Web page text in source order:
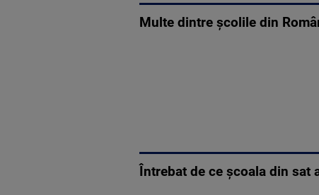
Multe dintre şcolile din
Întrebat de ce școala din sat